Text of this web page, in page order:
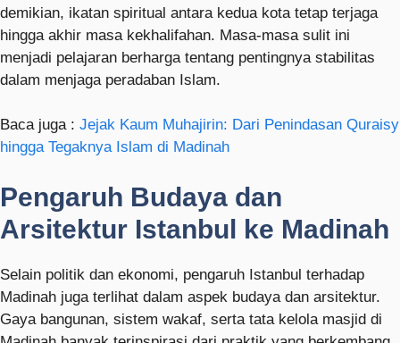
demikian, ikatan spiritual antara kedua kota tetap terjaga
hingga akhir masa kekhalifahan. Masa-masa sulit ini
menjadi pelajaran berharga tentang pentingnya stabilitas
dalam menjaga peradaban Islam.
Baca juga : Jejak Kaum Muhajirin: Dari Penindasan Quraisy
hingga Tegaknya Islam di Madinah
Pengaruh Budaya dan
Arsitektur Istanbul ke Madinah
Selain politik dan ekonomi, pengaruh Istanbul terhadap
Madinah juga terlihat dalam aspek budaya dan arsitektur.
Gaya bangunan, sistem wakaf, serta tata kelola masjid di